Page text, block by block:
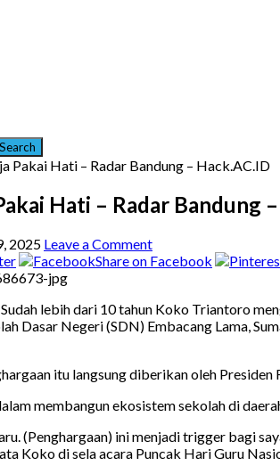
Search
Pakai Hati – Radar Bandung – Hack.AC.ID
Hati – Radar Bandung
2025 Leave a Comment
Share on Facebook
Sudah lebih dari 10 tahun Koko Triantoro
Dasar Negeri (SDN) Embacang Lama,
itu langsung diberikan oleh
membangun ekosistem sekolah di
(Penghargaan) ini menjadi trigger bagi
Koko di sela acara Puncak Hari Guru